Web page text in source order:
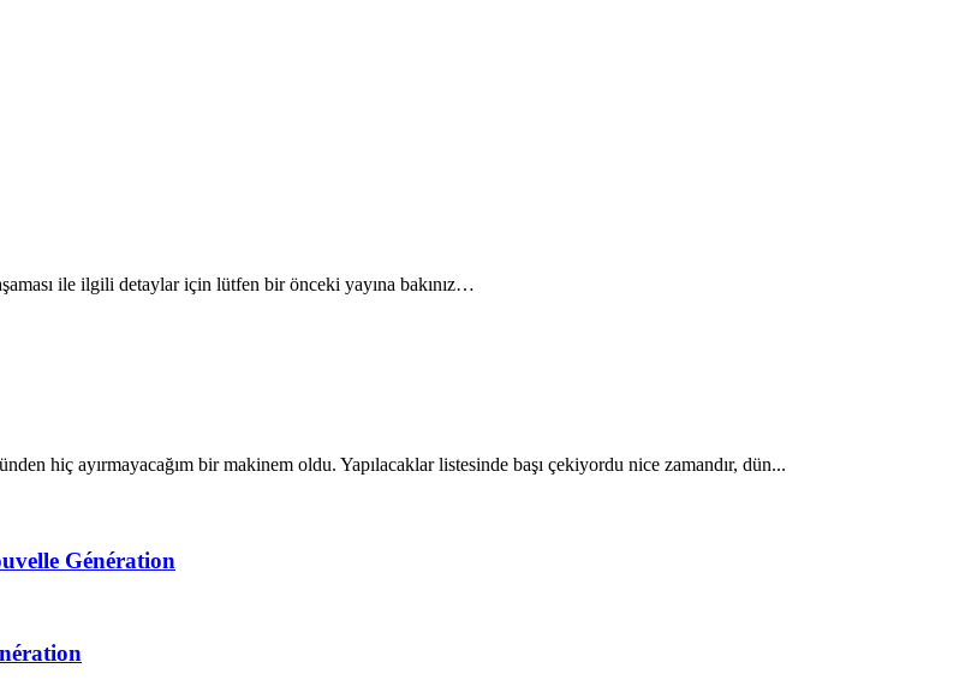
ile ilgili detaylar için lütfen bir önceki yayına bakınız…
hiç ayırmayacağım bir makinem oldu. Yapılacaklar listesinde başı çekiyordu nice zamandır, dün...
Génération